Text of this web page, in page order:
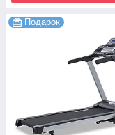
Подарок